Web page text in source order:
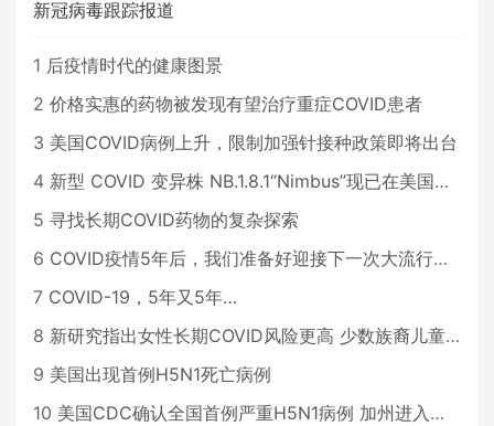
新冠病毒跟踪报道
1 后疫情时代的健康图景
2 价格实惠的药物被发现有望治疗重症COVID患者
3 美国COVID病例上升，限制加强针接种政策即将出台
4 新型 COVID 变异株 NB.1.8.1“Nimbus”现已在美国占据主导地位
5 寻找长期COVID药物的复杂探索
6 COVID疫情5年后，我们准备好迎接下一次大流行了吗？
7 COVID-19，5年又5年…
8 新研究指出女性长期COVID风险更高 少数族裔儿童存在差异
9 美国出现首例H5N1死亡病例
10 美国CDC确认全国首例严重H5N1病例 加州进入紧急状态